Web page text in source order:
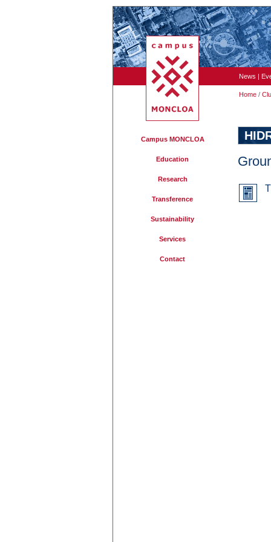
News |
Home /
Campus MONCLOA
Education
Research
Transference
Sustainability
Services
Contact